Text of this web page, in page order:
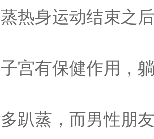
热身运动结束之
宫有保健作用，
趴蒸，而男性朋